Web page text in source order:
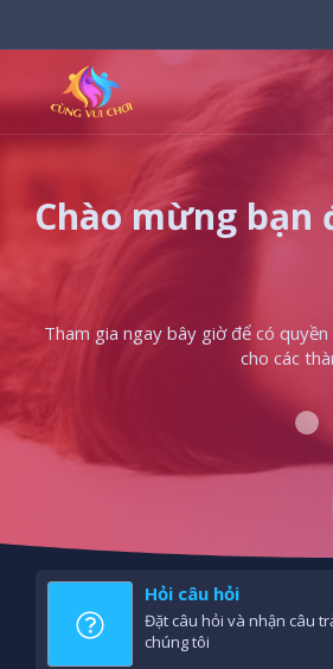
Chào mừng bạn
Tham gia ngay bây giờ để có
cho các
Hỏi câu hỏi
Đặt câu hỏi và nhận câu
chúng tôi